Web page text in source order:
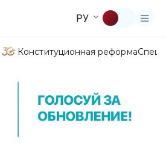
РУ
Конституционная реформа